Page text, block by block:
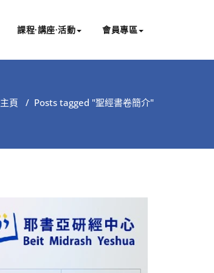
課程∙講座∙活動 會員專區
主頁 / Posts tagged "聖經書卷簡介"